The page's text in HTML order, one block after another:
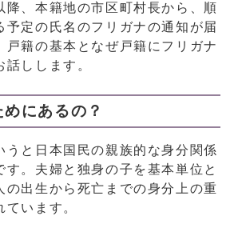
降、本籍地の市区町村長から、順
予定の氏名のフリガナの通知が届
戸籍の基本となぜ戸籍にフリガナ
しします。
にあるの？
うと日本国民の親族的な身分関係
す。夫婦と独身の子を基本単位と
の出生から死亡までの身分上の重
います。